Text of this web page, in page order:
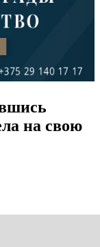
на свою